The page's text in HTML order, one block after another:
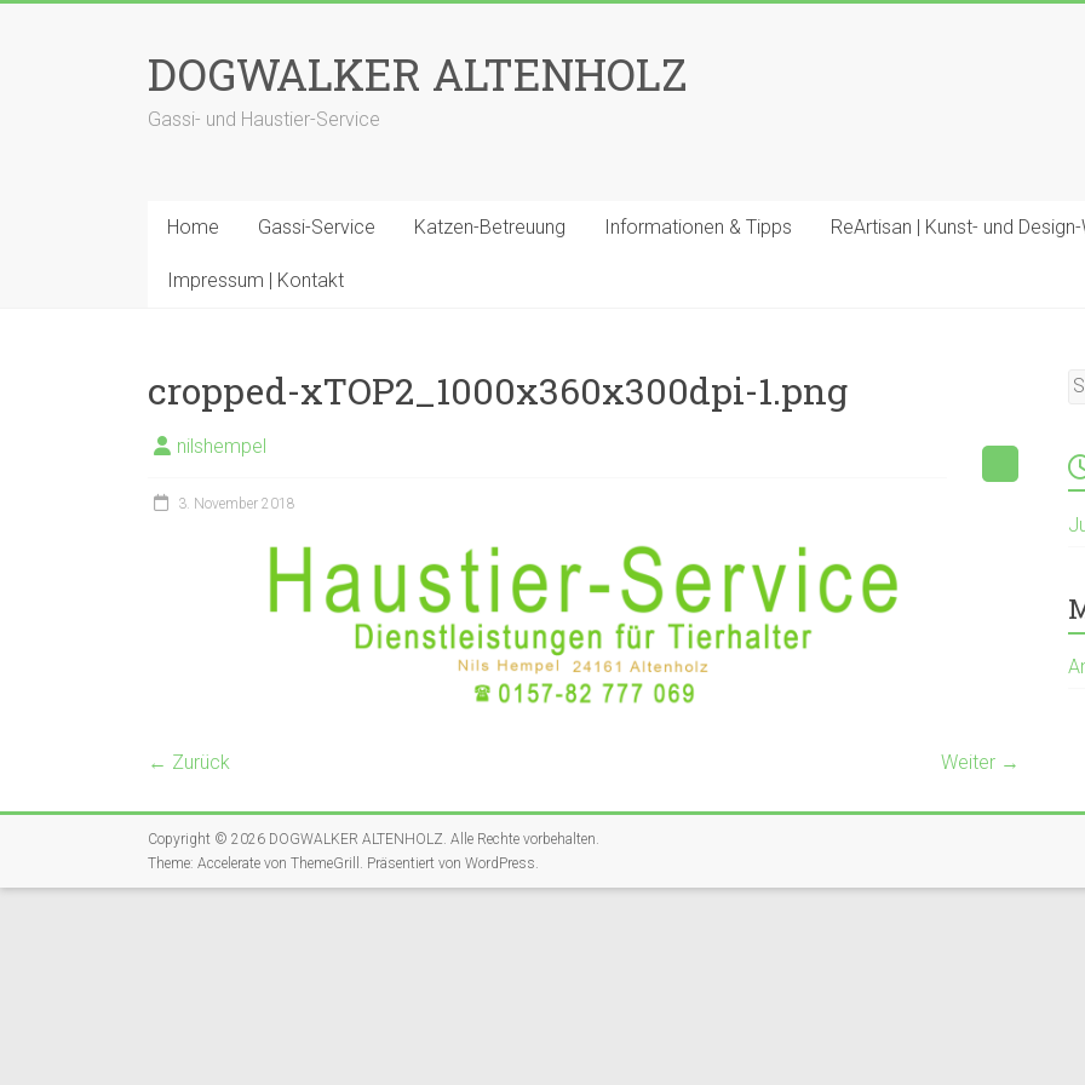
DOGWALKER ALTENHOLZ
Gassi- und Haustier-Service
Home Gassi-Service Katzen-Betreuung Informationen & Tipps ReArtisan | Kunst- und
Impressum | Kontakt
cropped-xTOP2_1000x360x300dpi-1.png
nilshempel
3. November 2018
← Zurück Weiter →
Copyright © 2026 DOGWALKER ALTENHOLZ . Alle Rechte vorbehalten.
Theme: Accelerate von ThemeGrill. Präsentiert von WordPress